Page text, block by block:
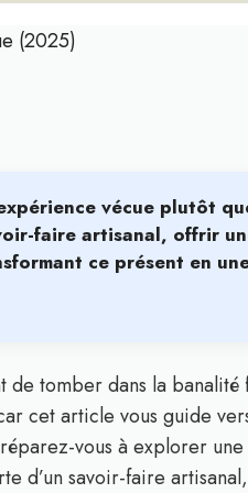
(2025)
vécue plutôt
faire artisanal, offrir
ce présent en
de tomber dans la banalité
cet article vous guide
vous à explorer une
d’un savoir-faire artisanal,